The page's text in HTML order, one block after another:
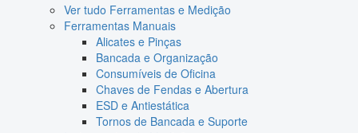
Ver tudo Ferramentas e Medição
Ferramentas Manuais
Alicates e Pinças
Bancada e Organização
Consumíveis de Oficina
Chaves de Fendas e Abertura
ESD e Antiestática
Tornos de Bancada e Suporte